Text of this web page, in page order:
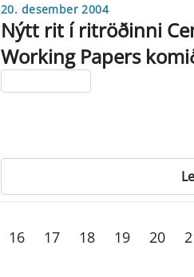
20. desember 2004
Nýtt rit í ritröðinni
Working Papers
16 17 18 19 20